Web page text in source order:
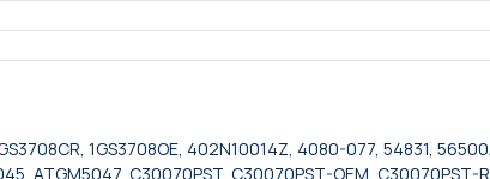
1GS3708OE, 402N10014Z, 4080-077, 54831,
C30070PST, C30070PST-OEM, C30070PST-